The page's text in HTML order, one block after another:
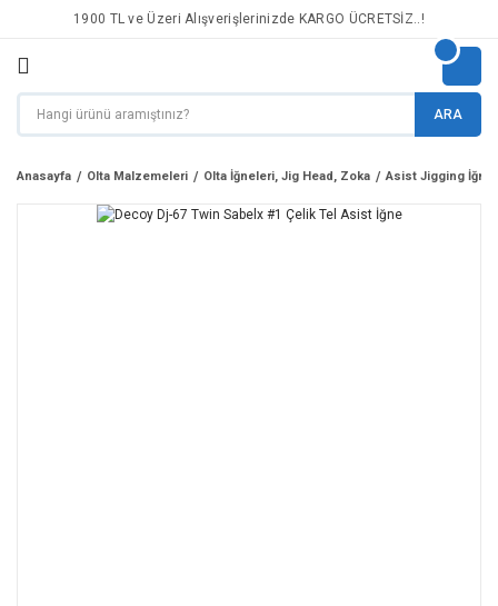
1900 TL ve Üzeri Alışverişlerinizde KARGO ÜCRETSİZ..!
ARA
Anasayfa Olta Malzemeleri Olta İğneleri, Jig Head, Zoka Asist Jigging